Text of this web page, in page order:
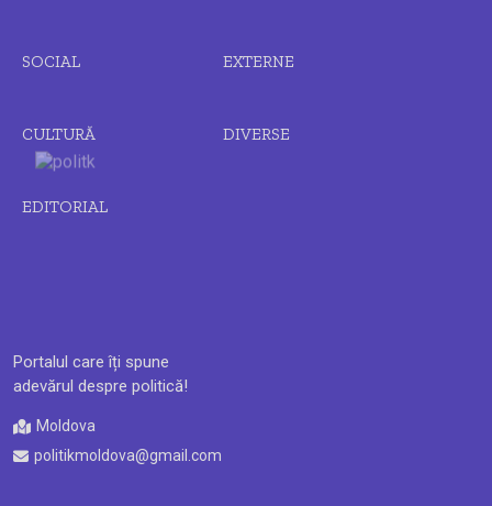
Portalul care îți spune
adevărul despre politică!
Moldova
politikmoldova@gmail.com
SOCIAL EXTERNE
CULTURĂ DIVERSE
EDITORIAL